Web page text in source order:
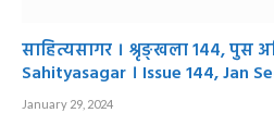
साहित्यसागर । श्रृङ्खला १४४, पुस
Sahityasagar । Issue 144, Jan
January 29, 2024